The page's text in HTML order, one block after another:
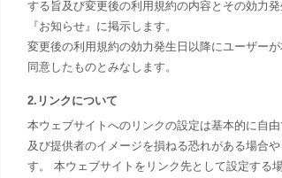
する旨及び変更後の利用規約の内容とその効力
『お知らせ』に掲示します。
変更後の利用規約の効力発生日以降にユーザー
同意したものとみなします。
2.リンクについて
本ウェブサイトへのリンクの設定は基本的に自
及び提供者のイメージを損ねる恐れがある場合
す。 本ウェブサイトをリンク先として設定する